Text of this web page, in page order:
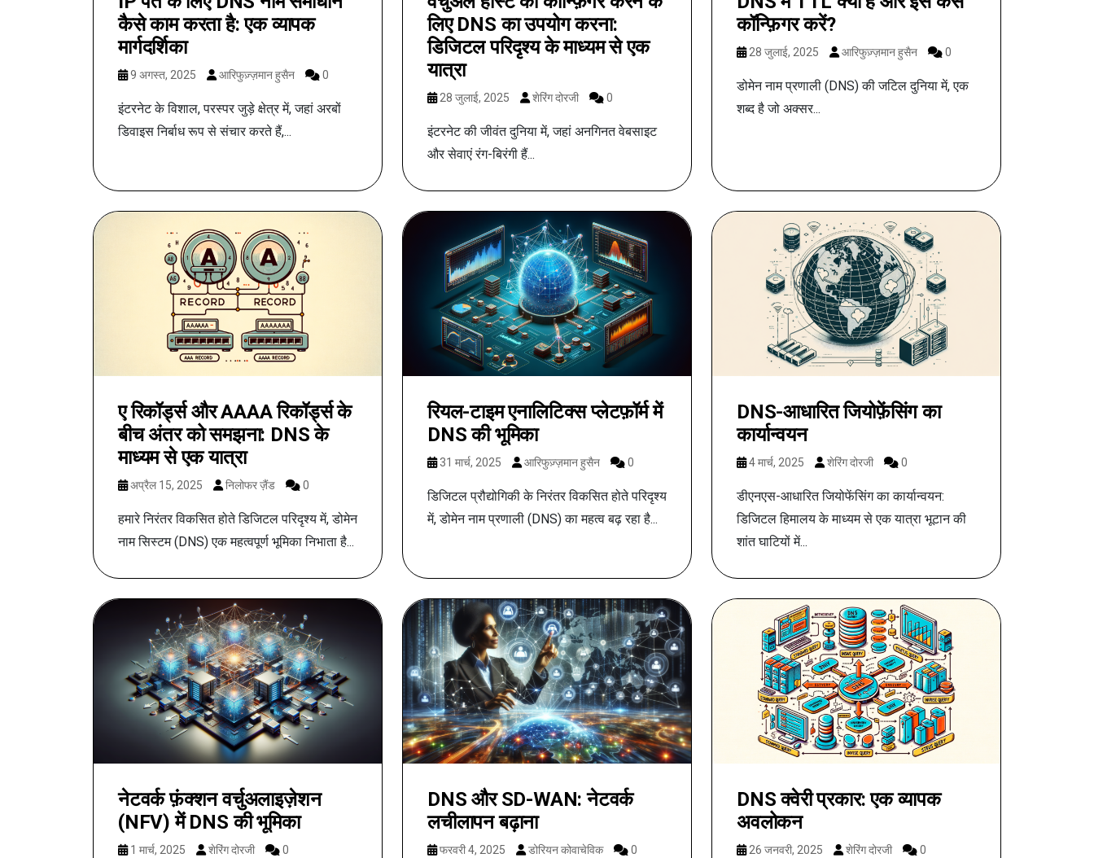
कैसे काम करता है: एक व्यापक
मार्गदर्शिका
9 अगस्त, 2025 आरिफुज़्ज़मान हुसैन 0
इंटरनेट के विशाल, परस्पर जुड़े क्षेत्र में, जहां अरबों
डिवाइस निर्बाध रूप से संचार करते हैं,...
लिए DNS का उपयोग करना:
डिजिटल परिदृश्य के माध्यम से एक
यात्रा
28 जुलाई, 2025 शेरिंग दोरजी 0
इंटरनेट की जीवंत दुनिया में, जहां अनगिनत वेबसाइट
और सेवाएं रंग-बिरंगी हैं...
कॉन्फ़िगर करें?
28 जुलाई, 2025 आरिफुज़्ज़मान हुसैन 0
डोमेन नाम प्रणाली (DNS) की जटिल दुनिया में, एक
शब्द है जो अक्सर...
ए रिकॉर्ड्स और AAAA रिकॉर्ड्स के
बीच अंतर को समझना: DNS के
माध्यम से एक यात्रा
अप्रैल 15, 2025 निलोफर ज़ैंड 0
हमारे निरंतर विकसित होते डिजिटल परिदृश्य में, डोमेन
नाम सिस्टम (DNS) एक महत्वपूर्ण भूमिका निभाता है...
रियल-टाइम एनालिटिक्स प्लेटफ़ॉर्म में
DNS की भूमिका
31 मार्च, 2025 आरिफुज़्ज़मान हुसैन 0
डिजिटल प्रौद्योगिकी के निरंतर विकसित होते परिदृश्य
में, डोमेन नाम प्रणाली (DNS) का महत्व बढ़ रहा है...
DNS-आधारित जियोफ़ेंसिंग का
कार्यान्वयन
4 मार्च, 2025 शेरिंग दोरजी 0
डीएनएस-आधारित जियोफेंसिंग का कार्यान्वयन:
डिजिटल हिमालय के माध्यम से एक यात्रा भूटान की
शांत घाटियों में...
नेटवर्क फ़ंक्शन वर्चुअलाइज़ेशन
(NFV) में DNS की भूमिका
1 मार्च, 2025 शेरिंग दोरजी 0
DNS और SD-WAN: नेटवर्क
लचीलापन बढ़ाना
फरवरी 4, 2025 डोरियन कोवाचेविक 0
DNS क्वेरी प्रकार: एक व्यापक
अवलोकन
26 जनवरी, 2025 शेरिंग दोरजी 0